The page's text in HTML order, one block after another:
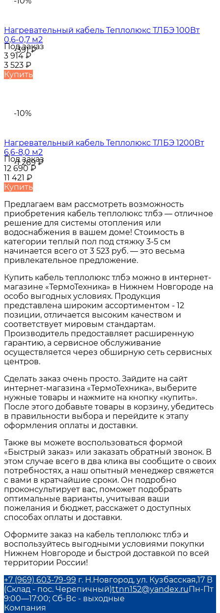
-391₽
Нагревательный кабель Теплолюкс ТЛБЭ 100Вт
0,6-0,7 м2
Под заказ
3 914₽
3 523 ₽
Купить
-10%
-1 269₽
Нагревательный кабель Теплолюкс ТЛБЭ 1200Вт
6,6-8,0 м2
Под заказ
12 690₽
11 421 ₽
Купить
Предлагаем вам рассмотреть возможность
приобретения кабель теплолюкс тлбэ — отличное
решение для системы отопления или
водоснабжения в вашем доме! Стоимость в
категории теплый пол под стяжку 3-5 см
начинается всего от 3 523 руб. — это весьма
привлекательное предложение.
Купить кабель теплолюкс тлбэ можно в интернет-
магазине «ТермоТехника» в Нижнем Новгороде на
особо выгодных условиях. Продукция
представлена широким ассортиментом - 12
позиции, отличается высоким качеством и
соответствует мировым стандартам.
Производитель предоставляет расширенную
гарантию, а сервисное обслуживание
осуществляется через обширную сеть сервисных
центров.
Сделать заказ очень просто. Зайдите на сайт
интернет-магазина «ТермоТехника», выберите
нужные товары и нажмите на кнопку «купить».
После этого добавьте товары в корзину, убедитесь
в правильности выбора и перейдите к этапу
оформления оплаты и доставки.
Также вы можете воспользоваться формой
«Быстрый заказ» или заказать обратный звонок. В
этом случае всего в два клика вы сообщите о своих
потребностях, а наш опытный менеджер свяжется
с вами в кратчайшие сроки. Он подробно
проконсультирует вас, поможет подобрать
оптимальные варианты, учитывая ваши
пожелания и бюджет, расскажет о доступных
способах оплаты и доставки.
Оформите заказ на кабель теплолюкс тлбэ и
воспользуйтесь выгодными условиями покупки
Нижнем Новгороде и быстрой доставкой по всей
территории России!
+7 (969) 603-79-99 г. Н.Новгород, ул. Кузбасская,17 В
(Склад - пос. Черепичный)ttnn152@yandex.ruПн-Пт
9:00—17:00; Сб-Вс - выходные
Компания